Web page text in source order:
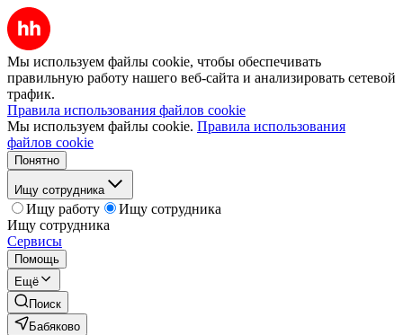
Мы используем файлы cookie, чтобы обеспечивать
правильную работу нашего веб-сайта и анализировать сетевой
трафик.
Правила использования файлов cookie
Мы используем файлы cookie. Правила использования
файлов cookie
Понятно
Ищу сотрудника
Ищу работу
Ищу сотрудника
Ищу сотрудника
Сервисы
Помощь
Ещё
Поиск
Бабяково